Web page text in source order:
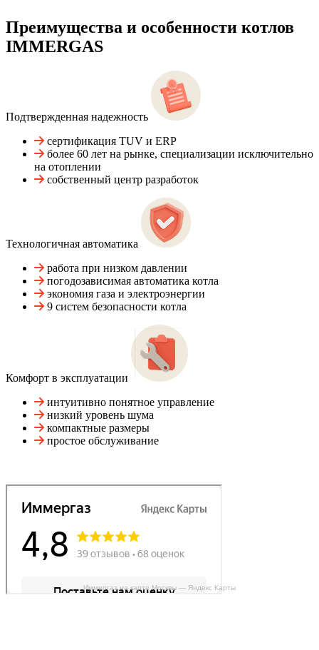
Преимущества и особенности котлов
IMMERGAS
Подтвержденная надежность
сертификация TUV и ERP
более 60 лет на рынке, специализации исключительно
на отоплении
собственный центр разработок
Технологичная автоматика
работа при низком давлении
погодозависимая автоматика котла
экономия газа и электроэнергии
9 систем безопасности котла
Комфорт в эксплуатации
интуитивно понятное управление
низкий уровень шума
компактные размеры
простое обслуживание
Иммергаз на карте Москвы — Яндекс Карты